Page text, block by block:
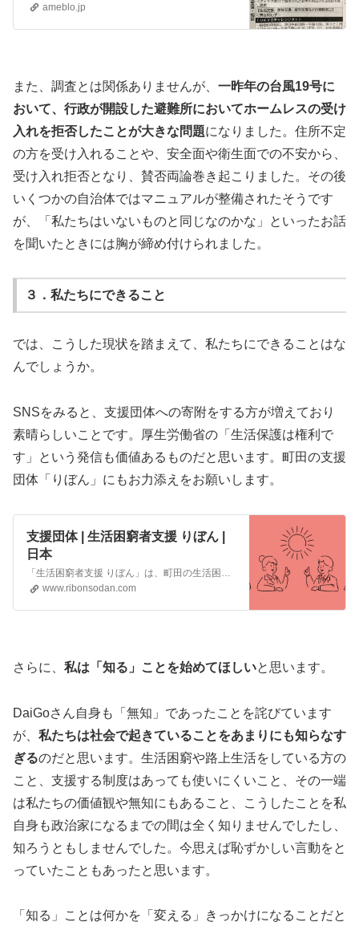
ameblo.jp
また、調査とは関係ありませんが、 一昨年の台風19号に
おいて、行政が開設した避難所においてホームレスの受け
入れを拒否したことが大きな問題になりました。住所不定
の方を受け入れることや、安全面や衛生面での不安から、
受け入れ拒否となり、賛否両論巻き起こりました。その後
いくつかの自治体ではマニュアルが整備されたそうです
が、「私たちはいないものと同じなのかな」といったお話
を聞いたときには胸が締め付けられました。
３．私たちにできること
では、こうした現状を踏まえて、私たちにできることはな
んでしょうか。
SNSをみると、支援団体への寄附をする方が増えており
素晴らしいことです。厚生労働省の「生活保護は権利で
す」という発信も価値あるものだと思います。町田の支援
団体「りぼん」にもお力添えをお願いします。
支援団体 | 生活困窮者支援 りぼん |
日本
www.ribonsodan.com
さらに、 私は「知る」ことを始めてほしいと思います。
DaiGoさん自身も「無知」であったことを詫びています
が、 私たちは社会で起きていることをあまりにも知らなす
ぎるのだと思います。生活困窮や路上生活をしている方の
こと、支援する制度はあっても使いにくいこと、その一端
は私たちの価値観や無知にもあること、こうしたことを私
自身も政治家になるまでの間は全く知りませんでしたし、
知ろうともしませんでした。今思えば恥ずかしい言動をと
っていたこともあったと思います。
「知る」ことは何かを「変える」きっかけになることだと